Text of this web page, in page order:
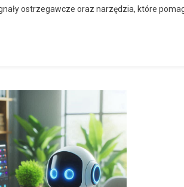
ostrzegawcze oraz narzędzia, które